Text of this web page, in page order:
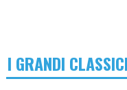
I GRANDI CLASSICI